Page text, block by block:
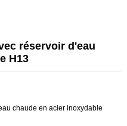
réservoir d'eau
H13
chaude en acier inoxydable